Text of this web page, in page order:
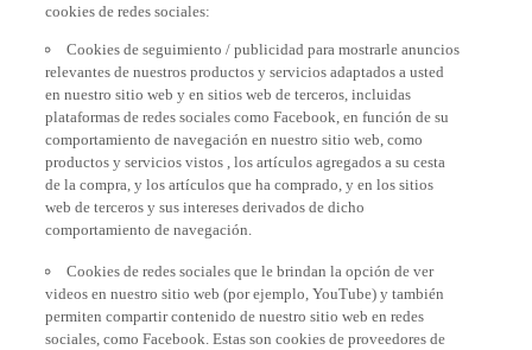
cookies de redes sociales:
Cookies de seguimiento / publicidad para mostrarle anuncios
relevantes de nuestros productos y servicios adaptados a usted
en nuestro sitio web y en sitios web de terceros, incluidas
plataformas de redes sociales como Facebook, en función de su
comportamiento de navegación en nuestro sitio web, como
productos y servicios vistos , los artículos agregados a su cesta
de la compra, y los artículos que ha comprado, y en los sitios
web de terceros y sus intereses derivados de dicho
comportamiento de navegación.
Cookies de redes sociales que le brindan la opción de ver
videos en nuestro sitio web (por ejemplo, YouTube) y también
permiten compartir contenido de nuestro sitio web en redes
sociales, como Facebook. Estas son cookies de proveedores de